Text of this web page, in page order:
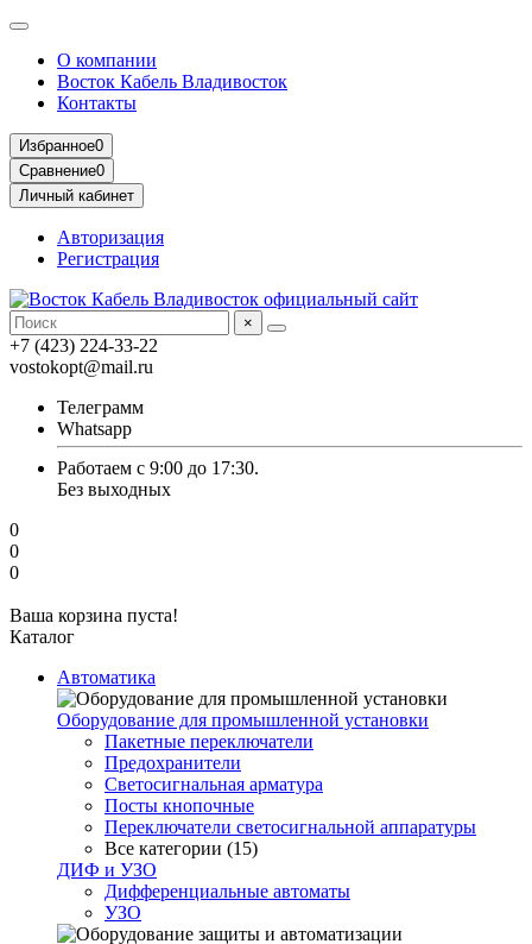
О компании
Восток Кабель Владивосток
Контакты
Избранное0
Сравнение0
Личный кабинет
Авторизация
Регистрация
×
+7 (423) 224-33-22
vostokopt@mail.ru
Телеграмм
Whatsapp
Работаем с 9:00 до 17:30.
Без выходных
0
0
0
Ваша корзина пуста!
Каталог
Автоматика
Оборудование для промышленной установки
Пакетные переключатели
Предохранители
Светосигнальная арматура
Посты кнопочные
Переключатели светосигнальной аппаратуры
Все категории (15)
ДИФ и УЗО
Дифференциальные автоматы
УЗО